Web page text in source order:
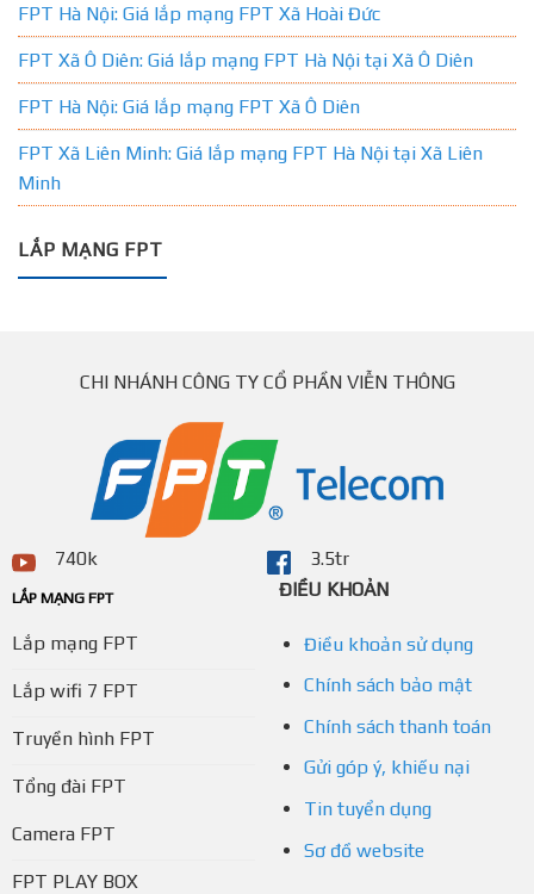
FPT Hà Nội: Giá lắp mạng FPT Xã Hoài Đức
FPT Xã Ô Diên: Giá lắp mạng FPT Hà Nội tại Xã Ô Diên
FPT Hà Nội: Giá lắp mạng FPT Xã Ô Diên
FPT Xã Liên Minh: Giá lắp mạng FPT Hà Nội tại Xã Liên
Minh
LẮP MẠNG FPT
CHI NHÁNH CÔNG TY CỔ PHẦN VIỄN THÔNG
740k 3.5tr
LẮP MẠNG FPT
Lắp mạng FPT
Lắp wifi 7 FPT
Truyền hình FPT
Tổng đài FPT
Camera FPT
FPT PLAY BOX
ĐIỀU KHOẢN
Điều khoản sử dụng
Chính sách bảo mật
Chính sách thanh toán
Gửi góp ý, khiếu nại
Tin tuyển dụng
Sơ đồ website